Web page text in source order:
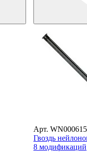
Арт.
Гвоздь
8 модификаций